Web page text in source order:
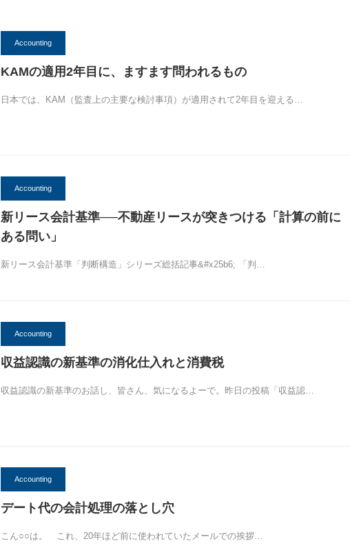
Accounting
KAMの適用2年目に、ますます問われるもの
日本では、KAM（監査上の主要な検討事項）が適用されて2年目を迎える…
Accounting
新リース会計基準──不動産リースが突きつける「計算の前に
ある問い」
新リース会計基準「判断構造」シリーズ総括記事&#x25b6; 「判…
Accounting
収益認識の新基準の消化仕入れと消費税
収益認識の新基準のお話し、皆さん、気になるよーで。昨日の投稿「収益認…
Accounting
デート代の会計処理の落とし穴
こん○○は。 これ、20年ほど前に使われていたメールでの挨拶…